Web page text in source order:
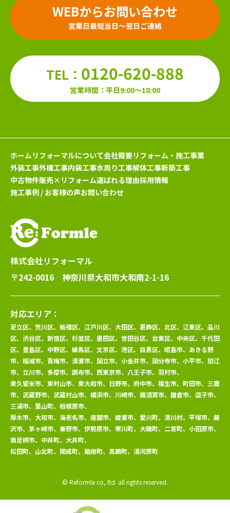
WEBからお問い合わせ
営業日最短当日～翌日ご連絡
TEL： 0120-620-888
営業時間：平日9:00～18:00
ホーム リフォーマルについて会社概要リフォーム・施工事業
外装工事外構工事内装工事水周り工事解体工事新築工事
中古物件販売×リフォーム選ばれる理由採用情報
施工事例 / お客様の声お問い合わせ
株式会社リフォーマル
〒242-0016 神奈川県大和市大和南2-1-16
対応エリア：
足立区、荒川区、板橋区、江戸川区、大田区、葛飾区、北区、江東区、品川
区、渋谷区、新宿区、杉並区、墨田区、世田谷区、台東区、中央区、千代田
区、豊島区、中野区、練馬区、文京区、港区、目黒区、昭島市、あきる野
市、稲城市、青梅市、清瀬市、国立市、小金井市、国分寺市、小平市、狛江
市、立川市、多摩市、調布市、西東京市、八王子市、羽村市、
東久留米市、東村山市、東大和市、日野市、府中市、福生市、町田市、三鷹
市、武蔵野市、武蔵村山市、横浜市、川崎市、横須賀市、鎌倉市、逗子市、
三浦市、葉山町、相模原市、
厚木市、大和市、海老名市、座間市、綾瀬市、愛川町、清川村、平塚市、藤
沢市、茅ヶ崎市、秦野市、伊勢原市、寒川町、大磯町、二宮町、小田原市、
南足柄市、中井町、大井町、
松田町、山北町、開成町、箱根町、真鶴町、湯河原町
© Reformle co,.ltd. all rights reserved.